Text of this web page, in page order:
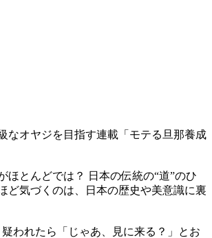
なオヤジを目指す連載「モテる旦那養成
とんどでは？ 日本の伝統の“道”のひ
ど気づくのは、日本の歴史や美意識に裏
われたら「じゃあ、見に来る？」とお